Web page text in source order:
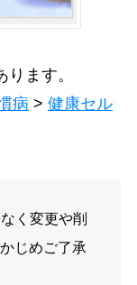
ます。
病 > 健康セル
く変更や削
じめご了承